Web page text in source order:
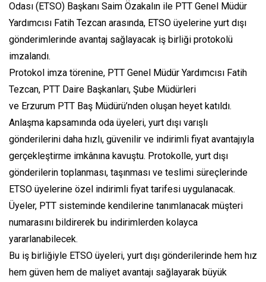
Odası (ETSO) Başkanı Saim Özakalın ile PTT Genel Müdür
Yardımcısı Fatih Tezcan arasında, ETSO üyelerine yurt dışı
gönderimlerinde avantaj sağlayacak iş birliği protokolü
imzalandı.
Protokol imza törenine, PTT Genel Müdür Yardımcısı Fatih
Tezcan, PTT Daire Başkanları, Şube Müdürleri
ve Erzurum PTT Baş Müdürü’nden oluşan heyet katıldı.
Anlaşma kapsamında oda üyeleri, yurt dışı varışlı
gönderilerini daha hızlı, güvenilir ve indirimli fiyat avantajıyla
gerçekleştirme imkânına kavuştu. Protokolle, yurt dışı
gönderilerin toplanması, taşınması ve teslimi süreçlerinde
ETSO üyelerine özel indirimli fiyat tarifesi uygulanacak.
Üyeler, PTT sisteminde kendilerine tanımlanacak müşteri
numarasını bildirerek bu indirimlerden kolayca
yararlanabilecek.
Bu iş birliğiyle ETSO üyeleri, yurt dışı gönderilerinde hem hız
hem güven hem de maliyet avantajı sağlayarak büyük